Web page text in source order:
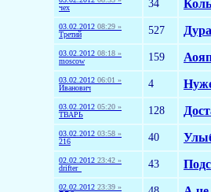
чех
34
03.02.2012 08:29 »
Третий
527
03.02.2012 08:18 »
moscow
159
03.02.2012 06:01 »
Иванович
4
03.02.2012 05:20 »
ТВАРЬ
128
03.02.2012 03:58 »
216
40
02.02.2012 23:42 »
drifter_
43
02.02.2012 23:39 »